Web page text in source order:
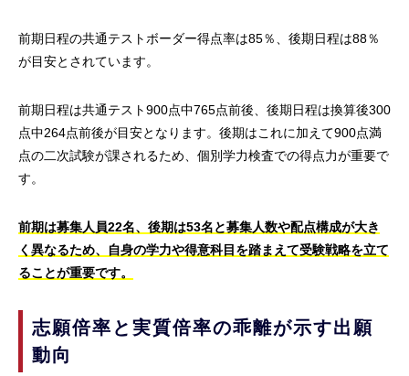
前期日程の共通テストボーダー得点率は85％、後期日程は88％
が目安とされています。
前期日程は共通テスト900点中765点前後、後期日程は換算後300
点中264点前後が目安となります。後期はこれに加えて900点満
点の二次試験が課されるため、個別学力検査での得点力が重要で
す。
前期は募集人員22名、後期は53名と募集人数や配点構成が大き
く異なるため、自身の学力や得意科目を踏まえて受験戦略を立て
ることが重要です。
志願倍率と実質倍率の乖離が示す出願
動向